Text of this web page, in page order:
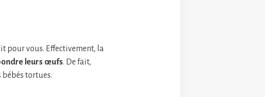
pour vous. Effectivement, la
leurs œufs. De fait,
bébés tortues.